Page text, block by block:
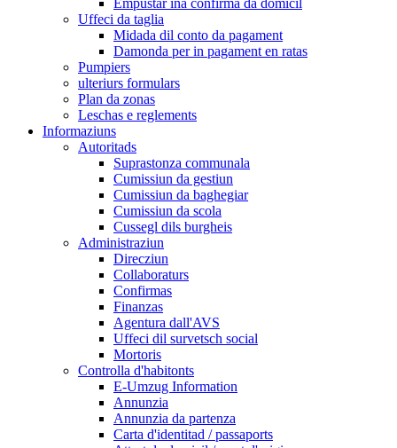
Empustar ina confirma da domicil
Uffeci da taglia
Midada dil conto da pagament
Damonda per in pagament en ratas
Pumpiers
ulteriurs formulars
Plan da zonas
Leschas e reglements
Informaziuns
Autoritads
Suprastonza communala
Cumissiun da gestiun
Cumissiun da baghegiar
Cumissiun da scola
Cussegl dils burgheis
Administraziun
Direcziun
Collaboraturs
Confirmas
Finanzas
Agentura dall'AVS
Uffeci dil survetsch social
Mortoris
Controlla d'habitonts
E-Umzug Information
Annunzia
Annunzia da partenza
Carta d'identitad / passaports